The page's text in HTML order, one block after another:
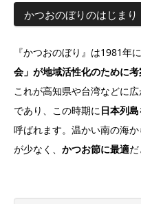
かつおのぼりのはじまり
『かつおのぼり』は1981年
会」が地域活性化のために
これが高知県や台湾などに
であり、この時期に日本列
呼ばれます。温かい南の海
が少なく、 かつお節に最適